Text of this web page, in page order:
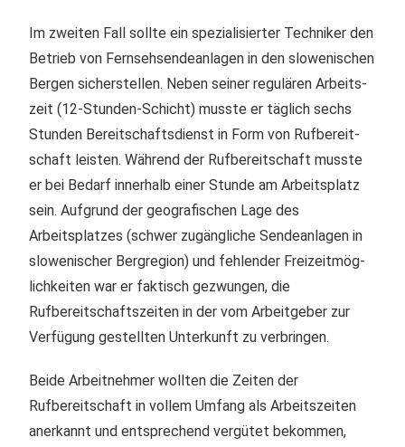
Im zweiten Fall sollte ein spe­zia­li­sier­ter Tech­ni­ker den
Be­trieb von Fern­seh­sen­de­an­la­gen in den slo­we­ni­schen
Ber­gen si­cher­­stel­len. Neben sei­ner regulären Ar­beits­
zeit (12-Stunden-Schicht) musste er täg­lich sechs
Stun­den Be­reit­schafts­dienst in Form von Ruf­be­reit­
schaft leisten. Wäh­rend der Ruf­be­reit­schaft muss­te
er bei Bedarf in­ner­halb einer Stun­de am Ar­beits­platz
sein. Aufgrund der geo­gra­fi­schen Lage des
Arbeitsplatzes (schwer zu­gäng­li­che Sen­de­an­la­gen in
slowenischer Bergregion) und fehlender Frei­zeit­mög­
lich­kei­ten war er faktisch gezwungen, die
Rufbereitschaftszeiten in der vom Arbeitgeber zur
Ver­fü­gung ge­stell­ten Un­ter­kunft zu verbringen.
Beide Arbeitnehmer wollten die Zeiten der
Rufbereitschaft in vollem Umfang als Arbeitszeiten
anerkannt und entsprechend vergütet bekommen,